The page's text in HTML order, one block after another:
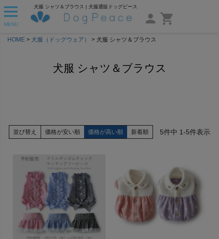
MENU
犬服 シャツ＆ブラウス | 犬服通販ドッグピース
HOME 犬服（ドッグウェア） 犬服 シャツ＆ブラウス
犬服 シャツ＆ブラウス
並び替え 価格が安い順 価格が高い順 新着順 5件中 1-5件表示